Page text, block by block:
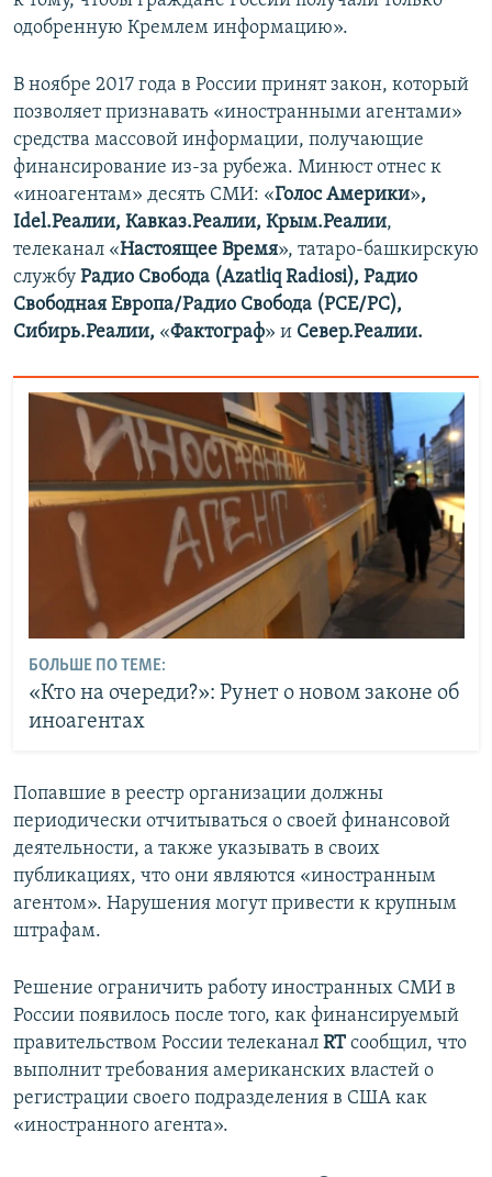
одобренную Кремлем информацию».
В ноябре 2017 года в России принят закон, который
позволяет признавать «иностранными агентами»
средства массовой информации, получающие
финансирование из-за рубежа. Минюст отнес к
«иноагентам» десять СМИ: «​Голос Америки»​,
Idel.Реалии, Кавказ.Реалии, Крым.Реалии,
телеканал «​Настоящее Время»​, татаро-башкирскую
службу Радио Свобода (Azatliq Radiosi), Радио
Свободная Европа/Радио Свобода (PCE/PC),
Сибирь.Реалии, «Фактограф»​ и Север.Реалии.
БОЛЬШЕ ПО ТЕМЕ:
«Кто на очереди?»: Рунет о новом законе об
иноагентах
Попавшие в реестр организации должны
периодически отчитываться о своей финансовой
деятельности, а также указывать в своих
публикациях, что они являются «иностранным
агентом». Нарушения могут привести к крупным
штрафам.
Решение ограничить работу иностранных СМИ в
России появилось после того, как финансируемый
правительством России телеканал RT сообщил, что
выполнит требования американских властей о
регистрации своего подразделения в США как
«иностранного агента».